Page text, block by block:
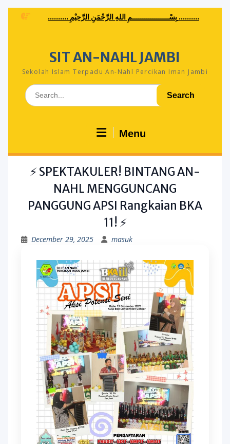
Skip
.......... بِسْــــــــــــــــــمِ اللهِ الرَّحْمَنِ الرَّحِيْمِ ..........
SIT AN-NAHL JAMBI
Sekolah Islam Terpadu An-Nahl Percikan Iman Jambi
Search
for:
Menu
⚡ SPEKTAKULER! BINTANG AN-
NAHL MENGGUNCANG
PANGGUNG APSI Rangkaian BKA
11! ⚡
December 29, 2025 masuk